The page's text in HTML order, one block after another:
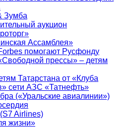
Зумба
аукцион
Ассамблея»
помогают Русфонду
прессы» – детям
Татарстана от «Клуба
сети АЗС «Татнефть»
(«Уральские авиалинии»)
Airlines)
жизни»